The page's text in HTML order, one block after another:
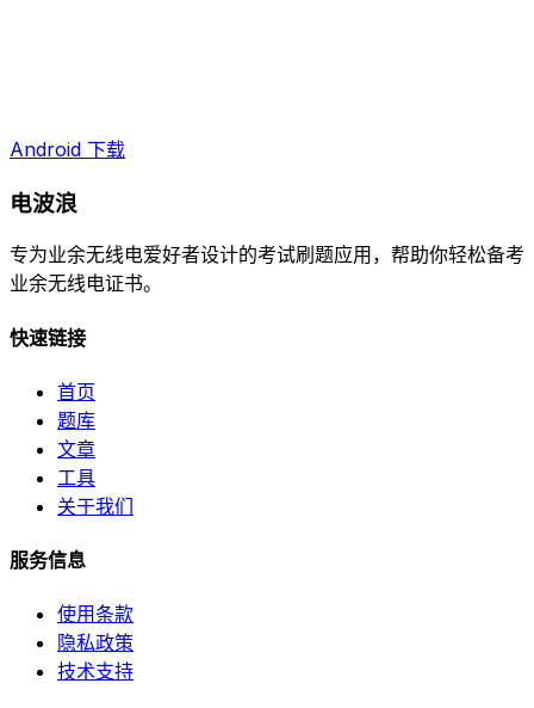
Android 下载
电波浪
专为业余无线电爱好者设计的考试刷题应用，帮助你轻松备考
业余无线电证书。
快速链接
首页
题库
文章
工具
关于我们
服务信息
使用条款
隐私政策
技术支持